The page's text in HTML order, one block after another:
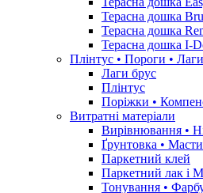
Терасна дошка
Терасна дошка
Терасна дошка I-
Плінтус • Пороги • Лаги
Лаги брус
Плінтус
Поріжки •
Витратні матеріали
Вирівнювання •
Ґрунтовкa •
Паркетний клей
Паркетний лак і
Тонування •